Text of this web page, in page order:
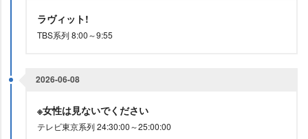
ラヴィット!
TBS系列 8:00～9:55
2026-06-08
※女性は見ないでください
テレビ東京系列 24:30:00～25:00:00